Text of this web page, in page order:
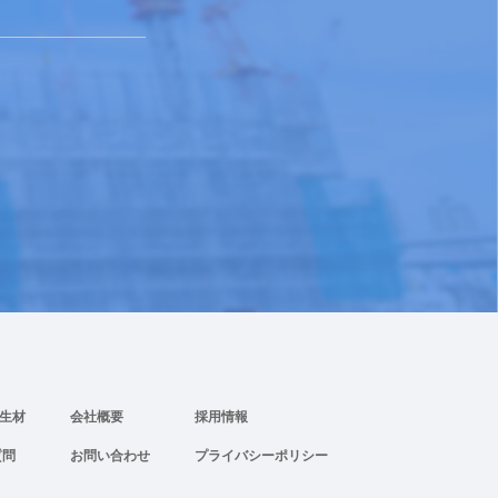
材 会社概要
お問い合わせ
採用情報
プライバシーポリシー